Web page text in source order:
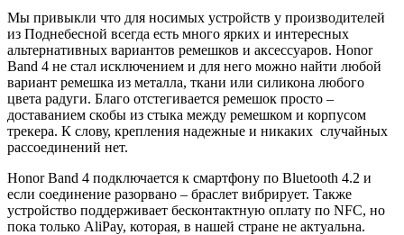
Мы привыкли что для носимых устройств у производителей
из Поднебесной всегда есть много ярких и интересных
альтернативных вариантов ремешков и аксессуаров. Honor
Band 4 не стал исключением и для него можно найти любой
вариант ремешка из металла, ткани или силикона любого
цвета радуги. Благо отстегивается ремешок просто –
доставанием скобы из стыка между ремешком и корпусом
трекера. К слову, крепления надежные и никаких случайных
рассоединений нет.
Honor Band 4 подключается к смартфону по Bluetooth 4.2 и
если соединение разорвано – браслет вибрирует. Также
устройство поддерживает бесконтактную оплату по NFC, но
пока только AliPay, которая, в нашей стране не актуальна.